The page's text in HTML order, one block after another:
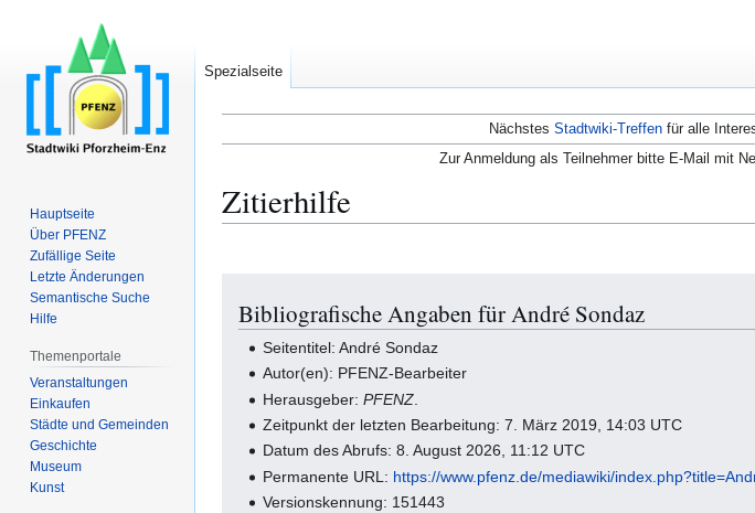
Nächstes Stadtwiki-Treffen für alle
Zur Anmeldung als Teilnehmer bitte E-Mail mit
Zitierhilfe
Navigation
springen
Suche
springen
Bibliografische Angaben für André Sondaz
Seitentitel: André Sondaz
Autor(en): PFENZ-Bearbeiter
Herausgeber:PFENZ
Zeitpunkt der letzten Bearbeitung: 7. März 2019, 14:03 UTC
Datum des Abrufs: 8. August 2026, 11:12 UTC
Permanente URL: https://www.pfenz.de/mediawiki/
Versionskennung: 151443
Spezialseite
Hauptseite
Über PFENZ
Zufällige Seite
Letzte Änderungen
Semantische Suche
Hilfe
Themenportale
Veranstaltungen
Einkaufen
Städte und Gemeinden
Geschichte
Museum
Kunst